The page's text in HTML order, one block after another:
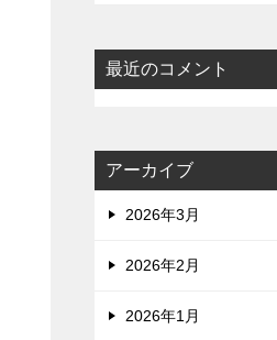
最近のコメント
アーカイブ
2026年3月
2026年2月
2026年1月